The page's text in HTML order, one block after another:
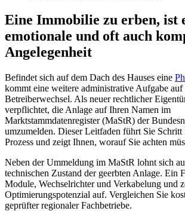
Eine Immobilie zu erben, ist
emotionale und oft auch
Angelegenheit
Befindet sich auf dem Dach des Hauses eine
kommt eine weitere administrative Aufgabe auf
Betreiberwechsel. Als neuer rechtlicher
verpflichtet, die Anlage auf Ihren Namen im
Marktstammdatenregister (MaStR) der
umzumelden. Dieser Leitfaden führt Sie
Prozess und zeigt Ihnen, worauf Sie achten
Neben der Ummeldung im MaStR lohnt sich
technischen Zustand der geerbten Anlage. Ein
Module, Wechselrichter und Verkabelung und
Optimierungspotenzial auf. Vergleichen Sie
geprüfter regionaler Fachbetriebe.